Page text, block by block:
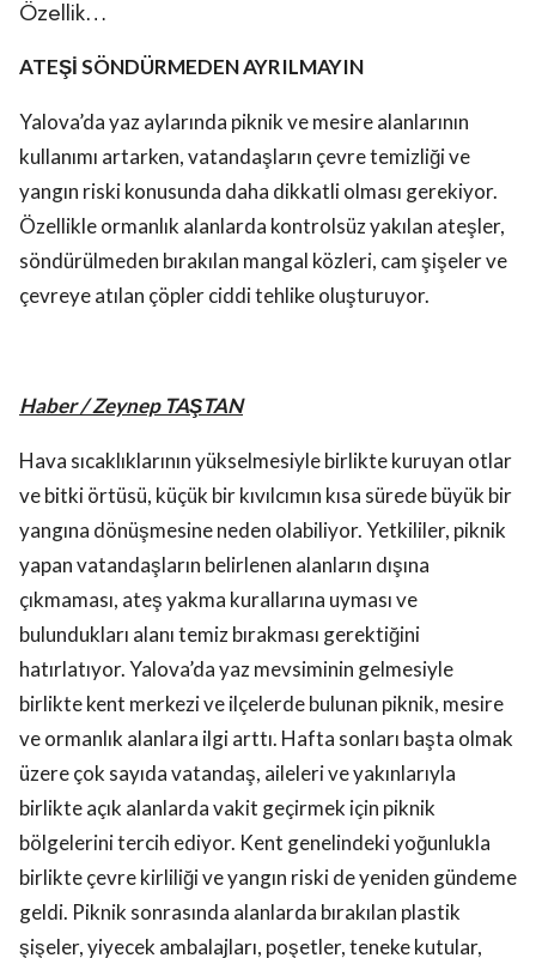
Özellik…
ATEŞİ SÖNDÜRMEDEN AYRILMAYIN
Yalova’da yaz aylarında piknik ve mesire alanlarının
kullanımı artarken, vatandaşların çevre temizliği ve
yangın riski konusunda daha dikkatli olması gerekiyor.
Özellikle ormanlık alanlarda kontrolsüz yakılan ateşler,
söndürülmeden bırakılan mangal közleri, cam şişeler ve
çevreye atılan çöpler ciddi tehlike oluşturuyor.
Haber / Zeynep TAŞTAN
Hava sıcaklıklarının yükselmesiyle birlikte kuruyan otlar
ve bitki örtüsü, küçük bir kıvılcımın kısa sürede büyük bir
yangına dönüşmesine neden olabiliyor. Yetkililer, piknik
yapan vatandaşların belirlenen alanların dışına
çıkmaması, ateş yakma kurallarına uyması ve
bulundukları alanı temiz bırakması gerektiğini
hatırlatıyor. Yalova’da yaz mevsiminin gelmesiyle
birlikte kent merkezi ve ilçelerde bulunan piknik, mesire
ve ormanlık alanlara ilgi arttı. Hafta sonları başta olmak
üzere çok sayıda vatandaş, aileleri ve yakınlarıyla
birlikte açık alanlarda vakit geçirmek için piknik
bölgelerini tercih ediyor. Kent genelindeki yoğunlukla
birlikte çevre kirliliği ve yangın riski de yeniden gündeme
geldi. Piknik sonrasında alanlarda bırakılan plastik
şişeler, yiyecek ambalajları, poşetler, teneke kutular,